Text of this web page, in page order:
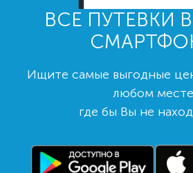
ВСЕ ПУТЕВКИ
Ищите самые выгодные
любом
где бы Вы не